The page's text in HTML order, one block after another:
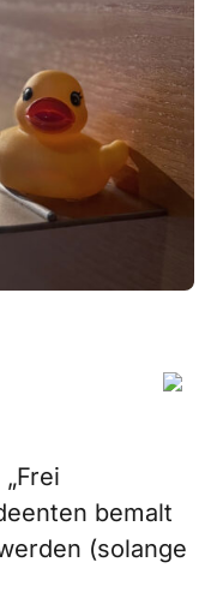
bemalt
(solange